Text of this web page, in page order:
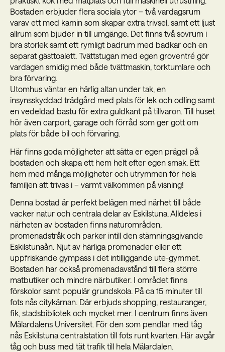
Bostaden erbjuder flera sociala ytor – två vardagsrum
varav ett med kamin som skapar extra trivsel, samt ett ljust
allrum som bjuder in till umgänge. Det finns två sovrum i
bra storlek samt ett rymligt badrum med badkar och en
separat gästtoalett. Tvättstugan med egen groventré gör
vardagen smidig med både tvättmaskin, torktumlare och
bra förvaring.
Utomhus väntar en härlig altan under tak, en
insynsskyddad trädgård med plats för lek och odling samt
en vedeldad bastu för extra guldkant på tillvaron. Till huset
hör även carport, garage och förråd som ger gott om
plats för både bil och förvaring.
Här finns goda möjligheter att sätta er egen prägel på
bostaden och skapa ett hem helt efter egen smak. Ett
hem med många möjligheter och utrymmen för hela
familjen att trivas i – varmt välkommen på visning!
Denna bostad är perfekt belägen med närhet till både
vacker natur och centrala delar av Eskilstuna. Alldeles i
närheten av bostaden finns naturområden,
promenadstråk och parker intill den stämningsgivande
Eskilstunaån. Njut av härliga promenader eller ett
uppfriskande gympass i det intilliggande ute-gymmet.
Bostaden har också promenadavstånd till flera större
matbutiker och mindre närbutiker. I området finns
förskolor samt populär grundskola. På ca 15 minuter till
fots nås citykärnan. Där erbjuds shopping, restauranger,
fik, stadsbibliotek och mycket mer. I centrum finns även
Mälardalens Universitet. För den som pendlar med tåg
nås Eskilstuna centralstation till fots runt kvarten. Här avgår
tåg och buss med tät trafik till hela Mälardalen.